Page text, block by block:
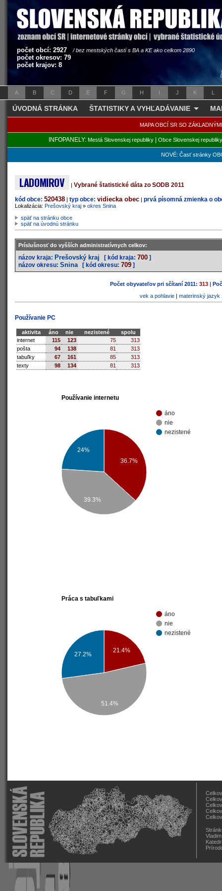
počet obcí: 2927 / bez mestských častí s BA a KE ako celkom 2890
počet okresov: 79
počet krajov: 8
A B C D E F G H I J K L
ÚVODNÁ STRÁNKA ŠTATISTIKY A VYHĽADÁVANIE
MAPA OBCÍ SR SO
INFOPANELY: Mestá Slovenskej republiky| Obce Slovenskej republiky
NOVÉ: Časť stránky
LADOMIROV | Vybrané štatistické dáta zo SODB 2011
kód obce: 520438 | typ obce: vidiecka obec | prvá písomná zmienka o
Lokalizácia: Prešovský kraj » okres Snina
späť na stránku obce
späť na úvodnú stránku
Príslušnosť do vyšších administratívnych celkov:
názov kraja: Prešovský kraj [ kód kraja: 700 ]
názov okresu: Snina [ kód okresu: 709 ]
Počet obyvateľov pri sčítaní 2011: 313 |
vek a pohlavie| materinský jazyk
Používanie PC
aktivita áno nie nezistené
spolu
internet
115 123 75
313
pošta
94 138 81
313
tabuľky
67 161 85
313
texty
98 134 81 313
Používanie internetu
áno
nie
nezistené
36.7%
24%
39.3%
Práca s tabuľkami
áno
nie
nezistené
21.4%
27.2%
51.4%